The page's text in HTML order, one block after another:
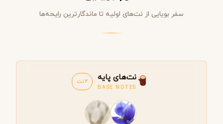
سفر بویایی از نت‌های اولیه تا ماندگارترین رایحه‌ها
نت‌های پایه
BASE NOTES
2 نت